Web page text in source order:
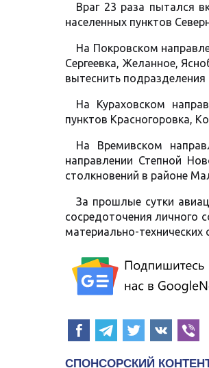
Враг 23 раза пытался
населенных пунктов
На Покровском
Сергеевка, Желанное,
вытеснить
На Кураховском
пунктов Красногоровка,
На Времивском
направлении Степной
столкновений в районе
За прошлые сутки
сосредоточения личного
материально-технических